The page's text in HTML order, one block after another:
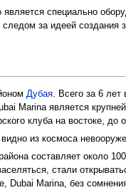
специально
за идеей создания
Дубая. Всего за 6 лет
Marina является
клуба на востоке, до
из космоса
составляет около
стали
Dubai Marina, без